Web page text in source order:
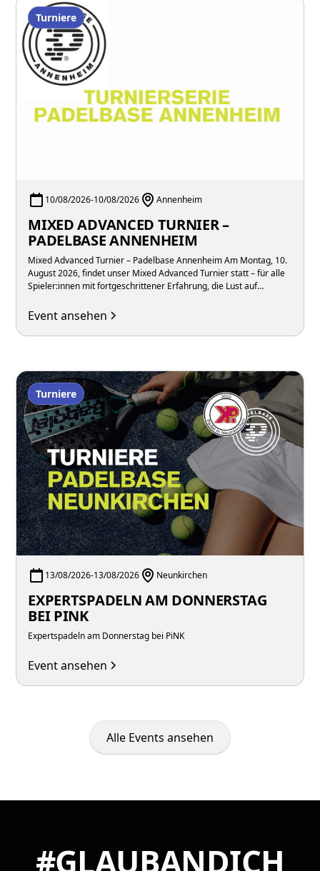
Turniere
10/08/2026-10/08/2026 Annenheim
MIXED ADVANCED TURNIER –
PADELBASE ANNENHEIM
Mixed Advanced Turnier – Padelbase Annenheim Am Montag, 10.
August 2026, findet unser Mixed Advanced Turnier statt – für alle
Spieler:innen mit fortgeschrittener Erfahrung, die Lust auf
Event ansehen
Turniere
13/08/2026-13/08/2026 Neunkirchen
EXPERTSPADELN AM DONNERSTAG
BEI PINK
Expertspadeln am Donnerstag bei PiNK
Event ansehen
Alle Events ansehen
#GLAUBANDICH